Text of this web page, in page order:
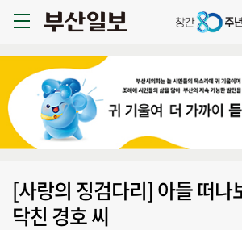
[사랑의 징검다리] 아들 떠나
닥친 경호 씨